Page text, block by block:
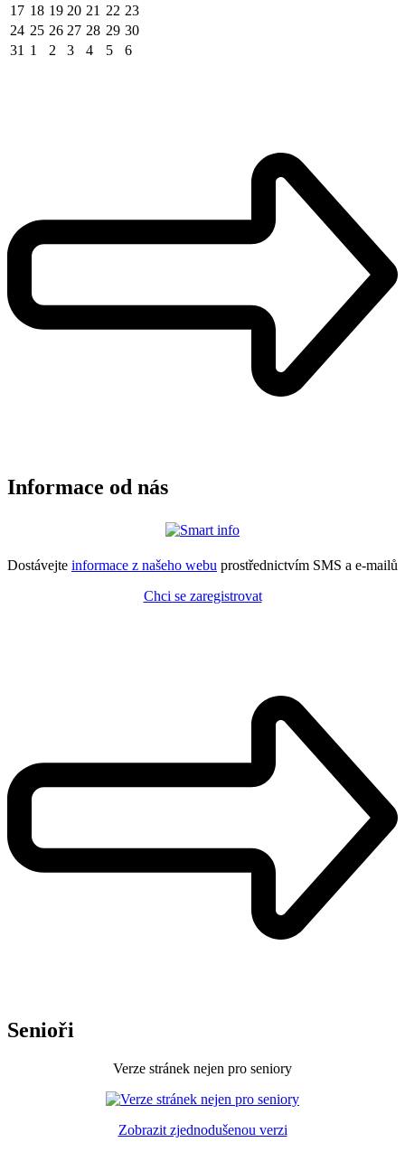
17 18 19 20 21 22 23
24 25 26 27 28 29 30
31 1 2 3 4 5 6
Informace od nás
Dostávejte informace z našeho webu prostřednictvím SMS a e-mailů
Chci se zaregistrovat
Senioři
Verze stránek nejen pro seniory
Zobrazit zjednodušenou verzi